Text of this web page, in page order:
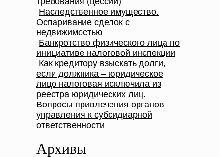
Наследственное имущество.
Оспаривание сделок с
недвижимостью
Банкротство физического лица по
инициативе налоговой инспекции
Как кредитору взыскать долги,
если должника – юридическое
лицо налоговая исключила из
реестра юридических лиц.
Вопросы привлечения органов
управления к субсидиарной
ответственности
Архивы